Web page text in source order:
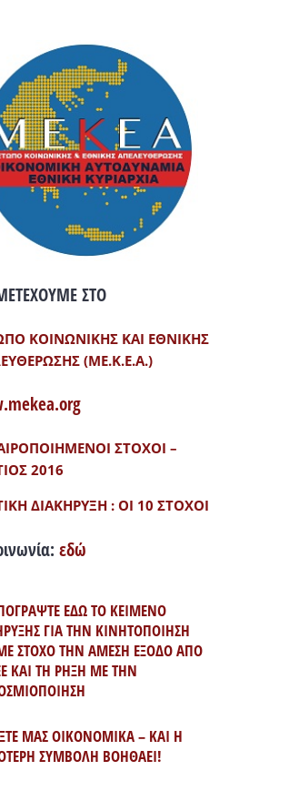
ΣΤΟ
ΚΟΙΝΩΝΙΚΗΣ ΚΑΙ ΕΘΝΙΚΗΣ
(ΜΕ.Κ.Ε.Α.)
ΣΤΟΧΟΙ –
2016
ΔΙΑΚΗΡΥΞΗ : ΟΙ 10 ΣΤΟΧΟΙ
εδώ
ΕΔΩ ΤΟ ΚΕΙΜΕΝΟ
ΓΙΑ ΤΗΝ ΚΙΝΗΤΟΠΟΙΗΣΗ
ΣΤΟΧΟ ΤΗΝ ΑΜΕΣΗ ΕΞΟΔΟ ΑΠΟ
ΚΑΙ ΤΗ ΡΗΞΗ ΜΕ ΤΗΝ
ΜΑΣ ΟΙΚΟΝΟΜΙΚΑ – ΚΑΙ Η
ΣΥΜΒΟΛΗ ΒΟΗΘΑΕΙ!